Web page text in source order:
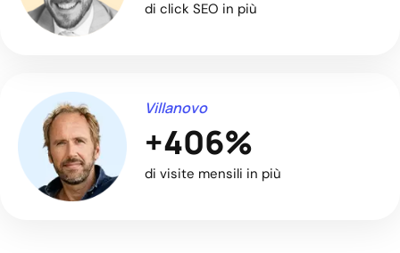
di click SEO in più
Villanovo
+406%
di visite mensili in più